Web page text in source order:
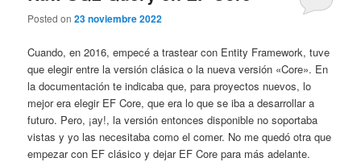
Posted on23 noviembre 2022
Cuando, en 2016, empecé a trastear con Entity Framework, tuve
que elegir entre la versión clásica o la nueva versión «Core». En
la documentación te indicaba que, para proyectos nuevos, lo
mejor era elegir EF Core, que era lo que se iba a desarrollar a
futuro. Pero, ¡ay!, la versión entonces disponible no soportaba
vistas y yo las necesitaba como el comer. No me quedó otra que
empezar con EF clásico y dejar EF Core para más adelante.